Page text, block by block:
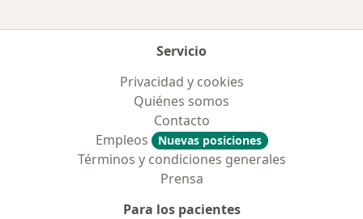
Servicio
Privacidad y cookies
Quiénes somos
Contacto
Empleos
Nuevas posiciones
Términos y condiciones generales
Prensa
Para los pacientes